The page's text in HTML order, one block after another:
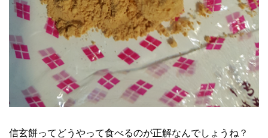
信玄餅ってどうやって食べるのが正解なんでしょうね？